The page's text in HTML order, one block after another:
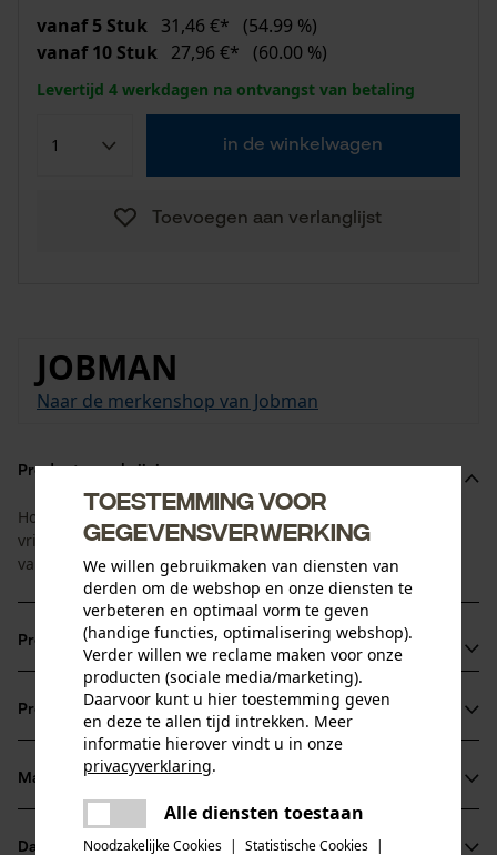
vanaf 5 Stuk 31,46 €*
(54.99 %)
vanaf 10 Stuk 27,96 €* (60.00 %)
Levertijd 4 werkdagen na ontvangst van betaling
in de winkelwagen
Toevoegen aan verlanglijst
JOBMAN
Naar de merkenshop van Jobman
Productomschrijving
Hoodie in vintagelook met groot Jobman-logo voor werk en
vrije tijd. Heerlijk zacht aan de binnenzijde dankzij voering
van imitatiebont.
Productvoordelen
Zeer comfortabel en zacht
Gevoerde capuchon met tunnelkoord
Grote voorzakken
Productinformatie
Productdetails
Mouwtype
Materiaal & onderhoud
Datasheets
Toestemming voor
gegevensverwerking
We willen gebruikmaken van diensten van
derden om de webshop en onze diensten te
verbeteren en optimaal vorm te geven
(handige functies, optimalisering webshop).
Verder willen we reclame maken voor onze
producten (sociale media/marketing).
Daarvoor kunt u hier toestemming geven
en deze te allen tijd intrekken. Meer
informatie hierover vindt u in onze
privacyverklaring.
Alle diensten toestaan
Noodzakelijke Cookies | Statistische Cookies |
Er is een fout opgetreden. Gelieve
het opnieuw te proberen.
delen